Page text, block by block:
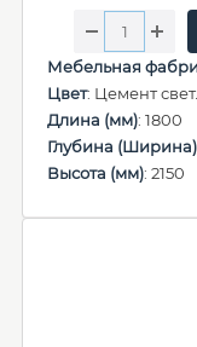
Мебельная
Цвет: Цемент
Длина (мм): 1800
Глубина
Высота (мм): 2150